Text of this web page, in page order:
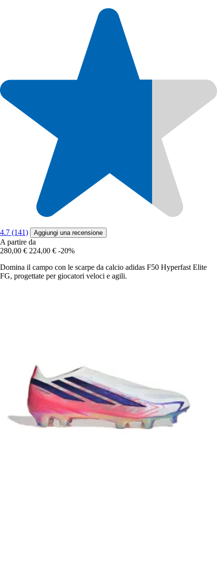
4.7 (141) Aggiungi una recensione
A partire da
280,00 € 224,00 € -20%
Domina il campo con le scarpe da calcio adidas F50 Hyperfast Elite
FG, progettate per giocatori veloci e agili.